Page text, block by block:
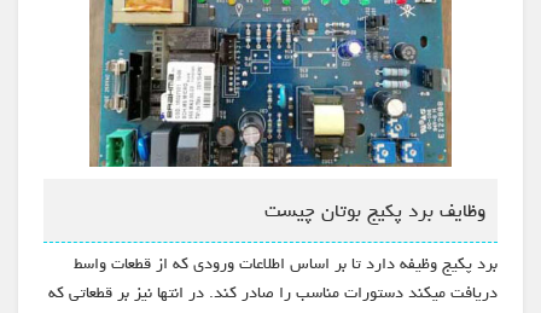
وظایف برد پکیج بوتان چیست
برد پکیج وظیفه دارد تا بر اساس اطلاعات ورودی که از قطعات واسط
دریافت میکند دستورات مناسب را صادر کند. در انتها نیز بر قطعاتی که